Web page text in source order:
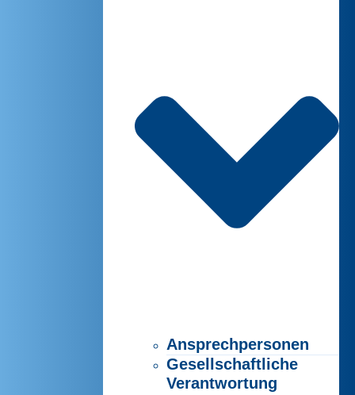
Ansprechpersonen
Gesellschaftliche
Verantwortung